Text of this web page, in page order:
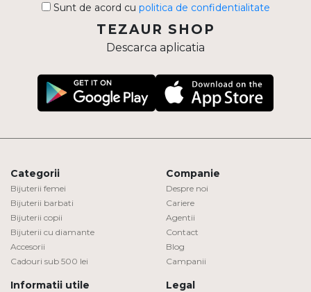
Sunt de acord cu politica de confidentialitate
TEZAUR SHOP
Descarca aplicatia
Categorii
Bijuterii femei
Bijuterii barbati
Bijuterii copii
Bijuterii cu diamante
Accesorii
Cadouri sub 500 lei
Companie
Despre noi
Cariere
Agentii
Contact
Blog
Campanii
Informatii utile Legal